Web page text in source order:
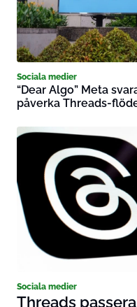
Sociala medier
“Dear Algo” Meta
påverka Threads-
Sociala medier
Threads